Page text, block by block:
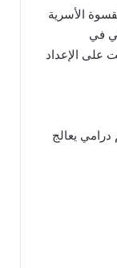
2006، والتي تناولت أثر القسوة الأسرية
في
على الإعداد
يعالج